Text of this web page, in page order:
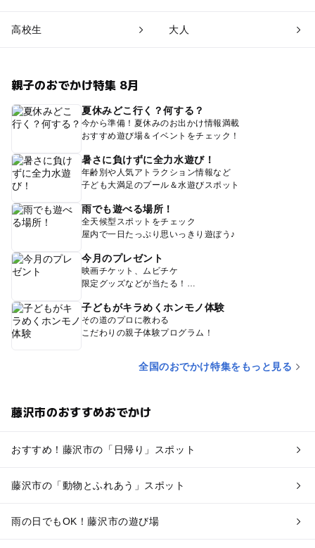
高校生 大人
親子のおでかけ特集 8月
夏休みどこ行く？何する？
今から準備！夏休みのお出かけ情報満載
おすすめ遊び場＆イベントをチェック！
暑さに負けずに全力水遊び！
年齢別や人気アトラクション情報など
子ども大満足のプール＆水遊びスポット
雨でも遊べる場所！
全天候型スポットをチェック
屋内で一日たっぷり思いっきり遊ぼう♪
今月のプレゼント
映画チケット、ムビチケ
限定グッズなどが当たる！
子どもがキラめくホンモノ体験
その道のプロに教わる
こだわりの親子体験プログラム！
全国のおでかけ特集をもっと見る
藤沢市のおすすめおでかけ
おすすめ！藤沢市の「日帰り」スポット
藤沢市の「動物とふれあう」スポット
雨の日でもOK！藤沢市の遊び場